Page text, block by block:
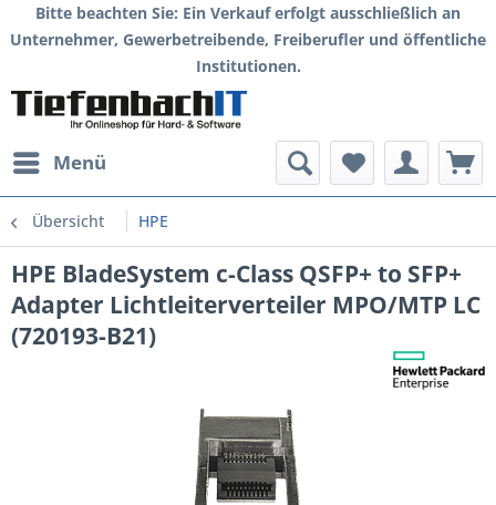
Bitte beachten Sie: Ein Verkauf erfolgt ausschließlich an
Unternehmer, Gewerbetreibende, Freiberufler und öffentliche
Institutionen.
Menü
Übersicht HPE
HPE BladeSystem c-Class QSFP+ to SFP+
Adapter Lichtleiterverteiler MPO/MTP LC
(720193-B21)